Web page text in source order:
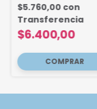
$6.400,00
$5.760,00 con
Transferencia